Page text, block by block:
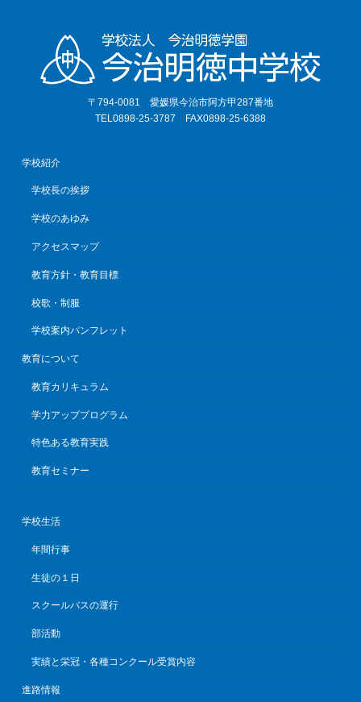
〒794-0081 愛媛県今治市阿方甲287番地
TEL0898-25-3787 FAX0898-25-6388
学校紹介
学校長の挨拶
学校のあゆみ
アクセスマップ
教育方針・教育目標
校歌・制服
学校案内パンフレット
教育について
教育カリキュラム
学力アッププログラム
特色ある教育実践
教育セミナー
学校生活
年間行事
生徒の１日
スクールバスの運行
部活動
実績と栄冠・各種コンクール受賞内容
進路情報